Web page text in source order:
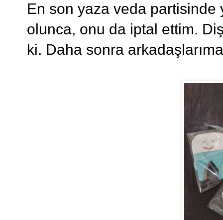
En son yaza veda partisinde
olunca, onu da iptal ettim.
ki. Daha sonra